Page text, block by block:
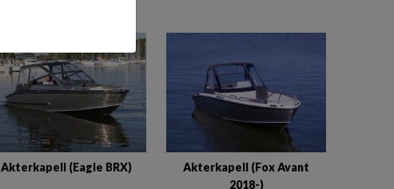
Akterkapell (Eagle BRX)
Akterkapell (Fox Avant
2018-)